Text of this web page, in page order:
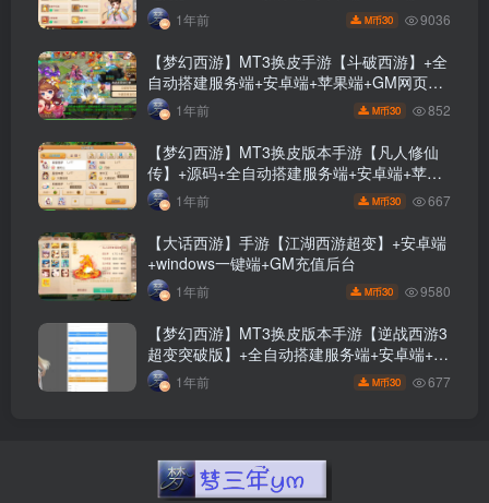
充值后台+视频搭建教程
1年前 M币30 9036
【梦幻西游】MT3换皮手游【斗破西游】+全
自动搭建服务端+安卓端+苹果端+GM网页后
台+视频搭建教程
1年前 M币30 852
【梦幻西游】MT3换皮版本手游【凡人修仙
传】+源码+全自动搭建服务端+安卓端+苹果
端+GM后台+玩家授权后台+视频搭建教程
1年前 M币30 667
【大话西游】手游【江湖西游超变】+安卓端
+windows一键端+GM充值后台
1年前 M币30 9580
【梦幻西游】MT3换皮版本手游【逆战西游3
超变突破版】+全自动搭建服务端+安卓端+苹
果端+全套源码+攻略+GM后台+玩家授权后
台+视频搭建教程
1年前 M币30 677